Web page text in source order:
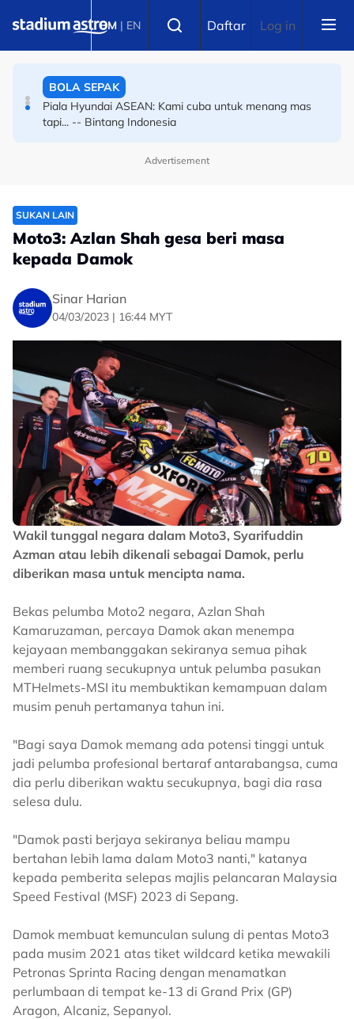
BM | EN Daftar Log in
Piala Hyundai ASEAN: Kami cuba untuk menang mas
BOLA SEPAK
Piala Hyundai ASEAN: Memang misi wajib menang --
Bekas tonggak Harimau Malaya
Advertisement
SUKAN LAIN
Moto3: Azlan Shah gesa beri masa
kepada Damok
Sinar Harian
04/03/2023 | 16:44 MYT
Wakil tunggal negara dalam Moto3, Syarifuddin
Azman atau lebih dikenali sebagai Damok, perlu
diberikan masa untuk mencipta nama.
Bekas pelumba Moto2 negara, Azlan Shah
Kamaruzaman, percaya Damok akan menempa
kejayaan membanggakan sekiranya semua pihak
memberi ruang secukupnya untuk pelumba pasukan
MTHelmets-MSI itu membuktikan kemampuan dalam
musim penuh pertamanya tahun ini.
"Bagi saya Damok memang ada potensi tinggi untuk
jadi pelumba profesional bertaraf antarabangsa, cuma
dia perlu diberikan waktu secukupnya, bagi dia rasa
selesa dulu.
"Damok pasti berjaya sekiranya beliau mampu
bertahan lebih lama dalam Moto3 nanti," katanya
kepada pemberita selepas majlis pelancaran Malaysia
Speed Festival (MSF) 2023 di Sepang.
Damok membuat kemunculan sulung di pentas Moto3
pada musim 2021 atas tiket wildcard ketika mewakili
Petronas Sprinta Racing dengan menamatkan
perlumbaan di tempat ke-13 di Grand Prix (GP)
Aragon, Alcaniz, Sepanyol.